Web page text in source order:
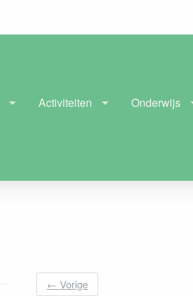
Activiteiten Onderwijs
← Vorige